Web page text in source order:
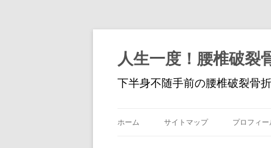
人生一度！腰椎破裂
下半身不随手前の腰椎破裂骨
ホーム サイトマップ プロフィー